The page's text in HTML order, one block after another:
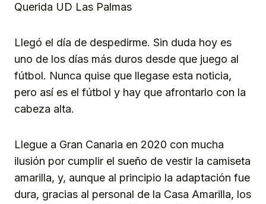
Querida UD Las Palmas
Llegó el día de despedirme. Sin duda hoy es
uno de los días más duros desde que juego al
fútbol. Nunca quise que llegase esta noticia,
pero así es el fútbol y hay que afrontarlo con la
cabeza alta.
Llegue a Gran Canaria en 2020 con mucha
ilusión por cumplir el sueño de vestir la camiseta
amarilla, y, aunque al principio la adaptación fue
dura, gracias al personal de la Casa Amarilla, los